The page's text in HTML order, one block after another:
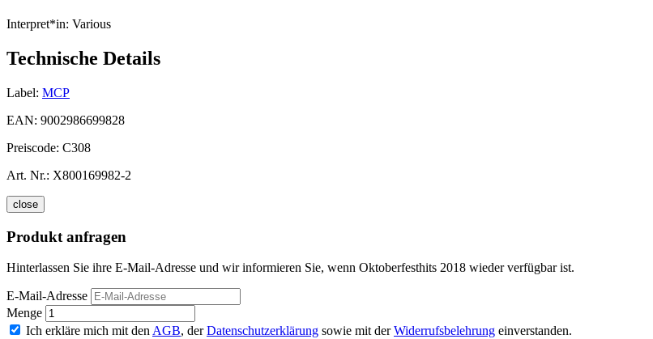
Interpret*in: Various
Technische Details
Label: MCP
EAN: 9002986699828
Preiscode: C308
Art. Nr.: X800169982-2
close
Produkt anfragen
Hinterlassen Sie ihre E-Mail-Adresse und wir informieren Sie, wenn Oktoberfesthits 2018 wieder verfügbar ist.
E-Mail-Adresse
Menge
Ich erkläre mich mit den AGB, derDatenschutzerklärung sowie mit derWiderrufsbelehrung einverstanden.